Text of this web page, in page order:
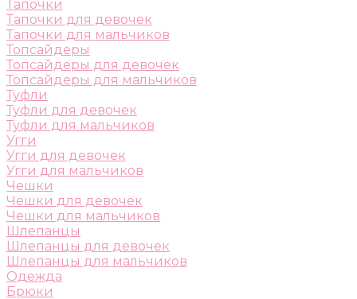
Тапочки
Тапочки для девочек
Тапочки для мальчиков
Топсайдеры
Топсайдеры для девочек
Топсайдеры для мальчиков
Туфли
Туфли для девочек
Туфли для мальчиков
Угги
Угги для девочек
Угги для мальчиков
Чешки
Чешки для девочек
Чешки для мальчиков
Шлепанцы
Шлепанцы для девочек
Шлепанцы для мальчиков
Одежда
Брюки